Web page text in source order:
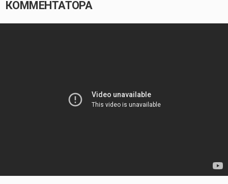
КОММЕНТАТОРА